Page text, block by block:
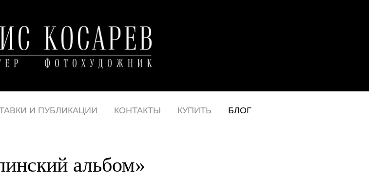
И ПУБЛИКАЦИИ КОНТАКТЫ КУПИТЬ БЛОГ
альбом»